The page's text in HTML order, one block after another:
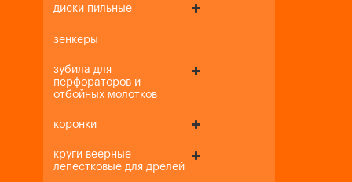
диски пильные
зенкеры
зубила для
перфораторов и
отбойных молотков
коронки
круги веерные
лепестковые для дрелей